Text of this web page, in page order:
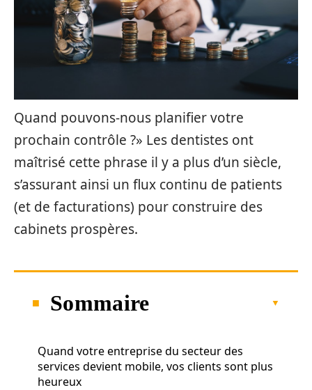
Quand pouvons-nous planifier votre
prochain contrôle ?» Les dentistes ont
maîtrisé cette phrase il y a plus d’un siècle,
s’assurant ainsi un flux continu de patients
(et de facturations) pour construire des
cabinets prospères.
Sommaire
Quand votre entreprise du secteur des
services devient mobile, vos clients sont plus
heureux